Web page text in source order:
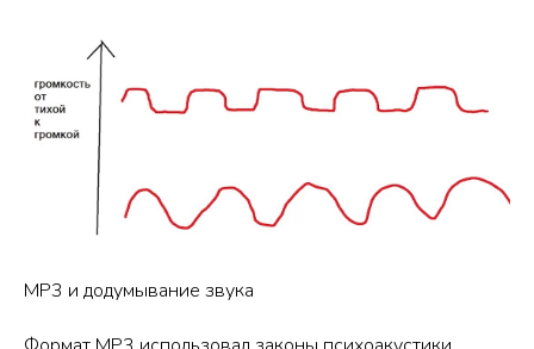
MP3 и додумывание звука